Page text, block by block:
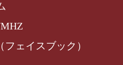
ェイスブック）